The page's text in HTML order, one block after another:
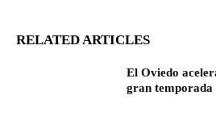
RELATED ARTICLES
El Oviedo
gran temporada